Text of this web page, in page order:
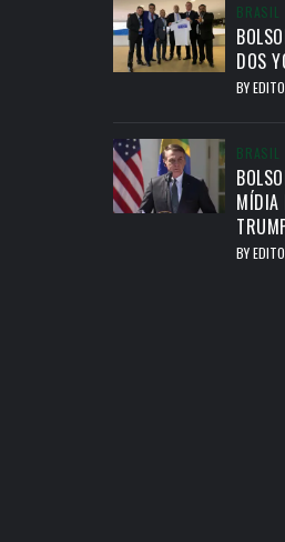
BRASIL
DOS
BY
BRASIL
MÍDIA
BY